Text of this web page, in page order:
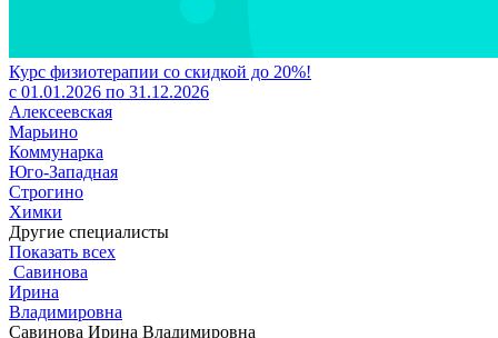
Курс физиотерапии со скидкой до 20%!
с 01.01.2026 по 31.12.2026
Алексеевская
Марьино
Коммунарка
Юго-Западная
Строгино
Химки
Другие специалисты
Показать всех
Савинова
Ирина
Владимировна
Савинова Ирина Владимировна